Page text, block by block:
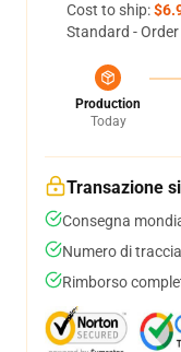
Cost to ship:
Standard -
Production
Today
Transazione
Consegna
Numero di
Rimborso